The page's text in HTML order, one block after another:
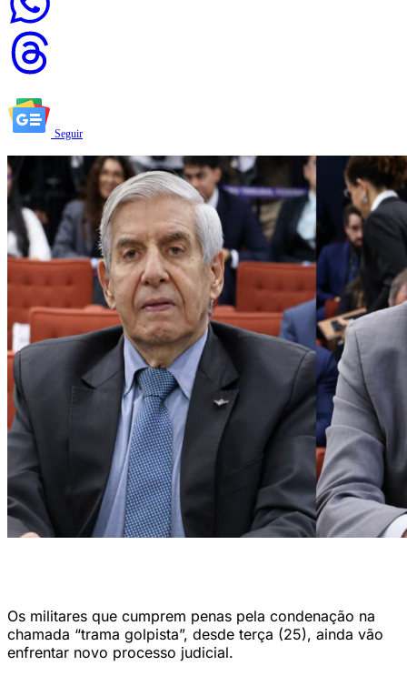
Seguir
Os militares que cumprem penas pela condenação na
chamada “trama golpista”, desde terça (25), ainda vão
enfrentar novo processo judicial.